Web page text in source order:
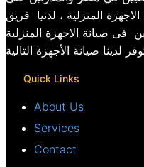
المنزلية ، لدنيا فريق
صيانة الاجهزة المنزلية
لدينا صيانة الأجهزة التالية
Quick Links
About Us
Services
Contact